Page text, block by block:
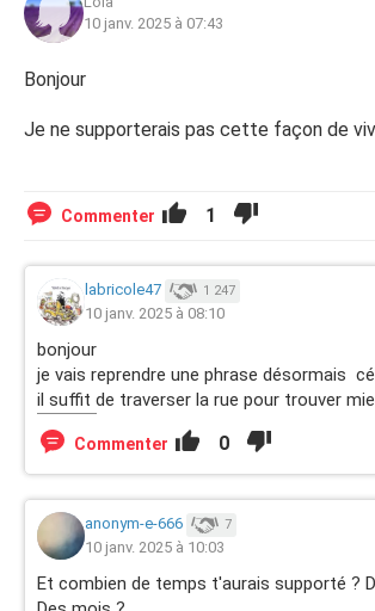
10 janv. 2025 à 07:43
Bonjour
Je ne supporterais pas cette façon de
Commenter 1
labricole47 1 247
10 janv. 2025 à 08:10
bonjour
je vais reprendre une phrase désormais
il suffit de traverser la rue pour trouver
Commenter 0
anonym-e-666 7
10 janv. 2025 à 10:03
Et combien de temps t'aurais supporté ?